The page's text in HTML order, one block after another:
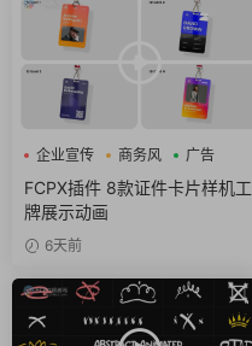
企业宣传 商务风 广告
FCPX插件 8款证件卡片样机工
牌展示动画
6天前